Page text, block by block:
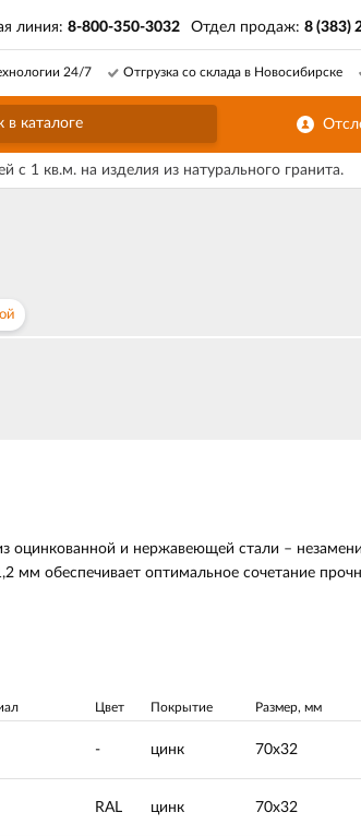
линия: 8-800-350-3032 Отдел продаж: 8 (383)
24/7 Отгрузка со склада в Новосибирске
с 1 кв.м. на изделия из натурального гранита.
оцинкованной и нержавеющей стали –
мм обеспечивает оптимальное сочетание
Цвет Покрытие Размер, мм
- цинк 70х32
RAL цинк 70х32